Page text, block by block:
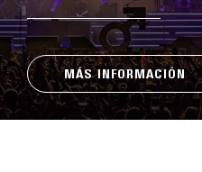
MÁS INFORMACIÓN